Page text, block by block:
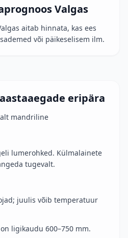
Valgas
aitab hinnata, kas ees
või päikeselisem ilm.
eripära
mandriline
lumerohked. Külmalainete
tugevalt.
juulis võib temperatuur
ligikaudu 600–750 mm.